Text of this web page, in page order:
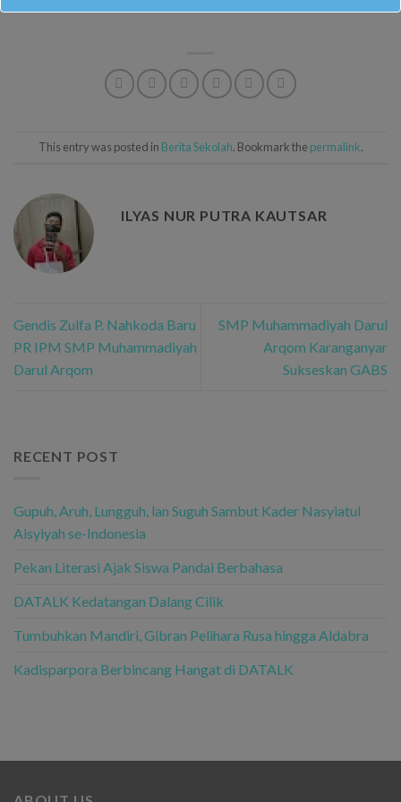
This entry was posted in Berita Sekolah. Bookmark the permalink.
ILYAS NUR PUTRA KAUTSAR
Gendis Zulfa P. Nahkoda Baru
PR IPM SMP Muhammadiyah
Darul Arqom
SMP Muhammadiyah Darul
Arqom Karanganyar
Sukseskan GABS
RECENT POST
Gupuh, Aruh, Lungguh, lan Suguh Sambut Kader Nasyiatul
Aisyiyah se-Indonesia
Pekan Literasi Ajak Siswa Pandai Berbahasa
DATALK Kedatangan Dalang Cilik
Tumbuhkan Mandiri, Gibran Pelihara Rusa hingga Aldabra
Kadisparpora Berbincang Hangat di DATALK